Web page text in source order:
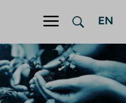
Hyppää sisältöön EN